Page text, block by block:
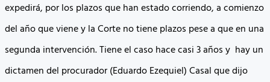
expedirá, por los plazos que han estado corriendo, a comienzo
del año que viene y la Corte no tiene plazos pese a que en una
segunda intervención. Tiene el caso hace casi 3 años y hay un
dictamen del procurador (Eduardo Ezequiel) Casal que dijo